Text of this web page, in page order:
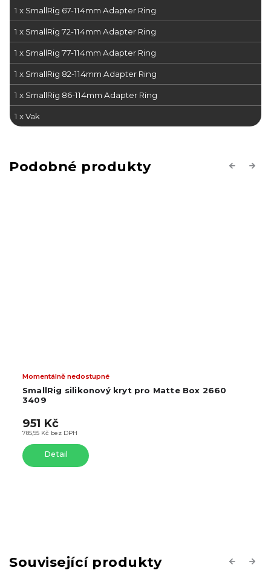
1 x SmallRig 67-114mm Adapter Ring
1 x SmallRig 72-114mm Adapter Ring
1 x SmallRig 77-114mm Adapter Ring
1 x SmallRig 82-114mm Adapter Ring
1 x SmallRig 86-114mm Adapter Ring
1 x Vak
Previous
SmallRig silikonový kryt pro Matte Box 2660
3409
Momentálně nedostupné
785,95 Kč bez DPH
951 Kč
Detail
Next
Související produkty Previous
Next